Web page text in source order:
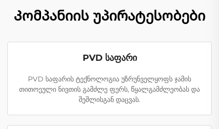
Კომპანიის უპირატესობები
PVD საფარი
PVD საფარის ტექნოლოგია უზრუნველყოფს ჯამის
თითოეული ნივთის გამძლე ფერს, წყალგამძლეობას და
შეშლისგან დაცვას.